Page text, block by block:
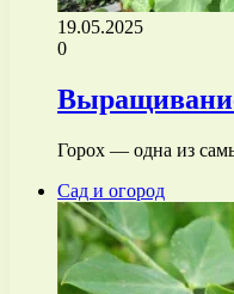
19.05.2025
0
Горох — одна из
Сад и огород